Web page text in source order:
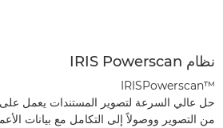
نظام IRIS Powerscan
IRISPowerscan™‎
حل عالي السرعة لتصوير المستندات يعمل على
من التصوير ووصولاً إلى التكامل مع بيانات